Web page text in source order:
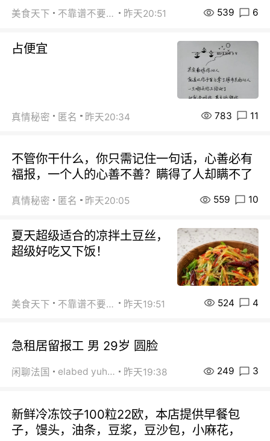
美食天下 不靠谱不要联系 昨天20:51 539 6
占便宜
真情秘密 匿名 昨天20:34 783 11
不管你干什么，你只需记住一句话，心善必有
福报，一个人的心善不善？瞒得了人却瞒不了
真情秘密 匿名 昨天20:05 559 10
夏天超级适合的凉拌土豆丝，
超级好吃又下饭！
美食天下 不靠谱不要联系 昨天19:51 524 4
急租居留报工 男 29岁 圆脸
闲聊法国 elabed yuhua 昨天19:38 249 3
新鲜冷冻饺子100粒22欧，本店提供早餐包
子，馒头，油条，豆浆，豆沙包，小麻花，